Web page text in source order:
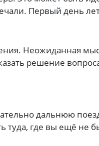
Первый день
Неожиданная
решение
дальнюю
туда, где вы ещё не